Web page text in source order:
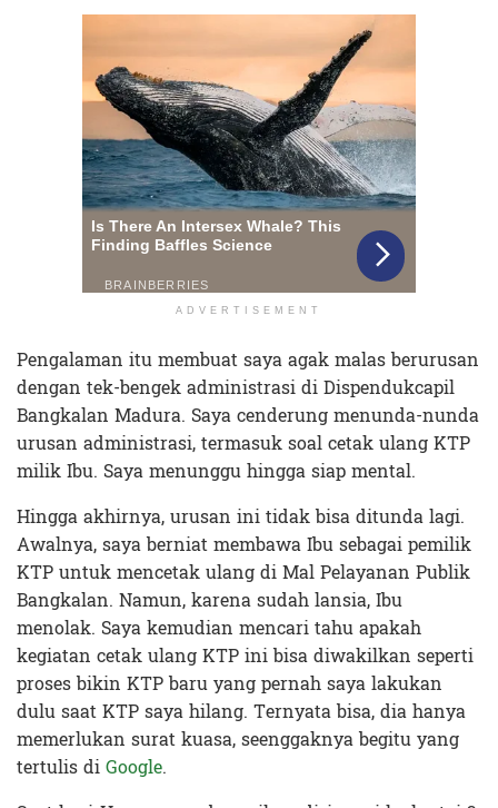
ADVERTISEMENT
Pengalaman itu membuat saya agak malas berurusan
dengan tek-bengek administrasi di Dispendukcapil
Bangkalan Madura. Saya cenderung menunda-nunda
urusan administrasi, termasuk soalcetak ulang KTP
milik Ibu. Saya menunggu hingga siap mental.
Hingga akhirnya, urusan ini tidak bisa ditunda lagi.
Awalnya, saya berniat membawa Ibu sebagai pemilik
KTP untuk mencetak ulang di Mal Pelayanan Publik
Bangkalan. Namun, karena sudah lansia, Ibu
menolak. Saya kemudian mencari tahu apakah
kegiatan cetak ulang KTP ini bisa diwakilkan seperti
proses bikin KTP baru yang pernah saya lakukan
dulu saat KTP saya hilang. Ternyata bisa, dia hanya
memerlukan surat kuasa, seenggaknya begitu yang
tertulis diGoogle.